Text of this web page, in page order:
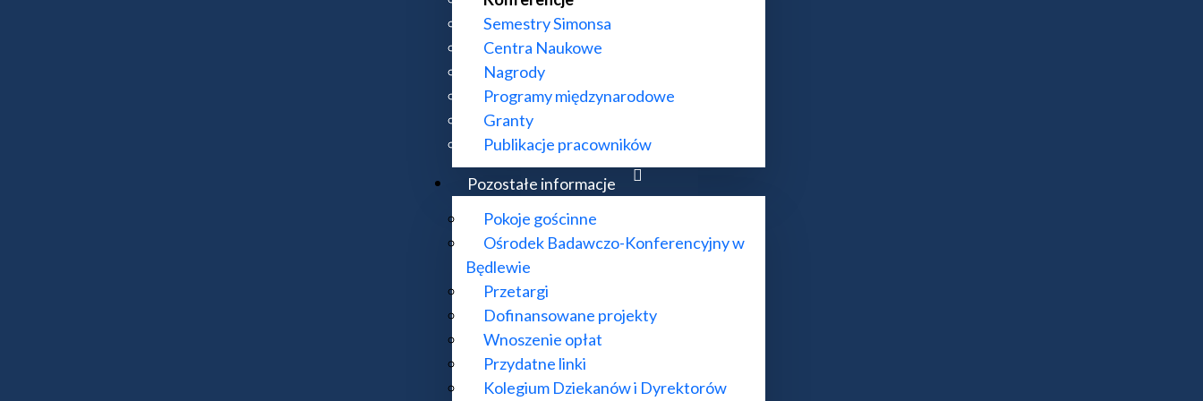
Semestry Simonsa
Centra Naukowe
Nagrody
Programy międzynarodowe
Granty
Publikacje pracowników
Pozostałe informacje
Pokoje gościnne
Ośrodek Badawczo-Konferencyjny w
Będlewie
Przetargi
Dofinansowane projekty
Wnoszenie opłat
Przydatne linki
Kolegium Dziekanów i Dyrektorów